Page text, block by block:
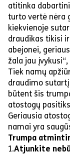
atitinka
turto vertė nėra
kiekvienoje
draudikas tikisi
abejonei,
žala jau
Tiek namų
draudimo
būtent šis
atostogų
Geriausia
namai yra
Trumpa
1.Atjunkite